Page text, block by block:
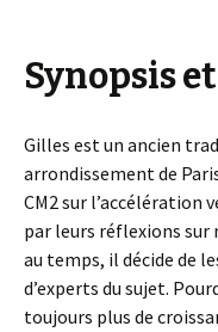
Synopsis
Gilles est un ancien
arrondissement de
CM2 sur l’accélération
par leurs réflexions
au temps, il décide de
d’experts du sujet.
toujours plus de